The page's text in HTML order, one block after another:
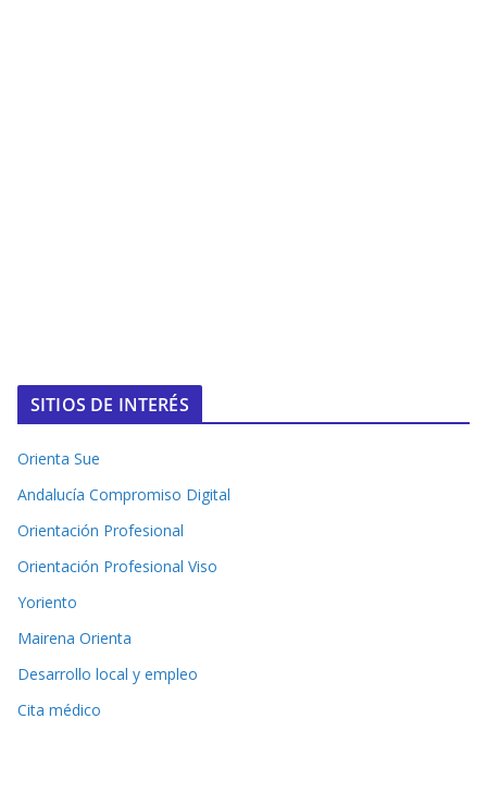
SITIOS DE INTERÉS
Orienta Sue
Andalucía Compromiso Digital
Orientación Profesional
Orientación Profesional Viso
Yoriento
Mairena Orienta
Desarrollo local y empleo
Cita médico